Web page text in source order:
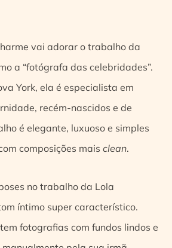
vai adorar o trabalho da
a “fotógrafa das celebridades”.
York, ela é especialista em
recém-nascidos e de
é elegante, luxuoso e simples
composições mais clean.
no trabalho da Lola
íntimo super característico.
fotografias com fundos lindos e